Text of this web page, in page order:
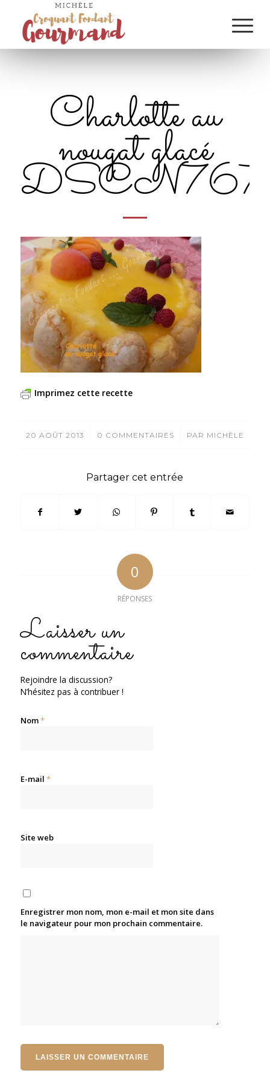
Charlotte au
nougat glacé
Imprimez cette recette
20 AOÛT 2013
/ 0 COMMENTAIRES
/ PAR MICHÈLE
Partager cet entrée
0
RÉPONSES
Laisser un
commentaire
Rejoindre la discussion?
N’hésitez pas à contribuer !
Nom*
E-mail *
Site web
Enregistrer mon nom, mon e-mail et mon site dans
le navigateur pour mon prochain commentaire.